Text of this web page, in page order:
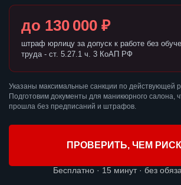
до 130 000 ₽
штраф юрлицу за допуск к работе без
труда - ст. 5.27.1 ч. 3 КоАП РФ
Указаны максимальные санкции по действующей
Подготовим документы для маникюрного салона,
прошла без предписаний и штрафов.
ПРОВЕРИТЬ, ЧЕМ
Бесплатно · 15 минут · без